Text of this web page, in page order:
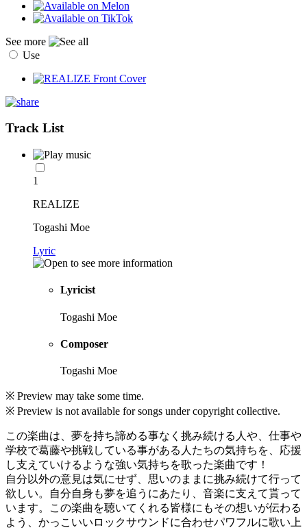
See more
Use
Track List
1
REALIZE
Togashi Moe
Lyric
Lyricist
Togashi Moe
Composer
Togashi Moe
※ Preview may take some time.
※ Preview is not available for songs under copyright collective.
この楽曲は、夢を持ち諦める事なく挑み続ける人や、仕事や
学校で葛藤や挑戦している事がある人たちの気持ちを、応援
し支えていけるような強い気持ちを歌った楽曲です！
自分以外の意見は気にせず、思いのままに挑み続けて行って
欲しい。自分自身も夢を追うにあたり、音楽に支えて貰って
います。この楽曲を聴いてくれる皆様にもその想いが伝わる
よう、かっこいいロックサウンドに合わせパワフルに歌い上